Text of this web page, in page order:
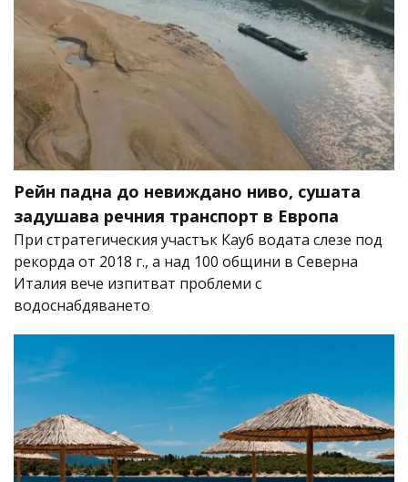
Рейн падна до невиждано ниво, сушата
задушава речния транспорт в Европа
При стратегическия участък Кауб водата слезе под
рекорда от 2018 г., а над 100 общини в Северна
Италия вече изпитват проблеми с
водоснабдяването